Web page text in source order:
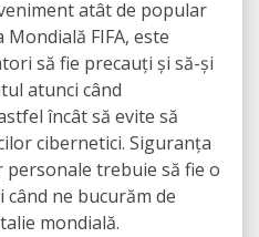
atât de popular
FIFA, este
să fie precauți și să-și
atunci când
încât să evite să
cibernetici. Siguranța
trebuie să fie o
ne bucurăm de
mondială.